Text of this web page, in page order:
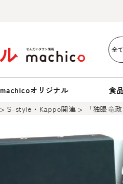
machicoオリジナル 食品
S-style・Kappo関連 「独眼竜